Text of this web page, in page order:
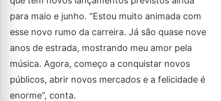
para maio e junho. “Estou muito animada com
esse novo rumo da carreira. Já são quase nove
anos de estrada, mostrando meu amor pela
música. Agora, começo a conquistar novos
públicos, abrir novos mercados e a felicidade é
enorme”, conta.